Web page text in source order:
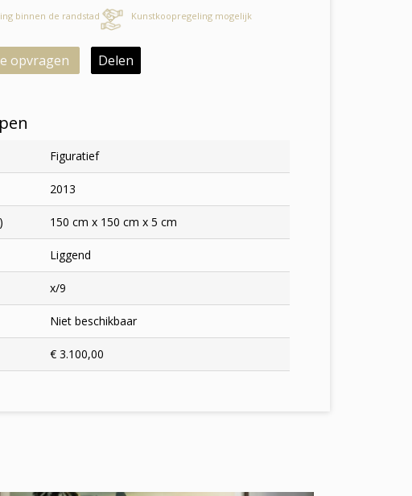
binnen de randstad
Kunstkoopregeling mogelijk
opvragen Delen
Figuratief
2013
150 cm x 150 cm x 5 cm
Liggend
x/9
Niet beschikbaar
€ 3.100,00